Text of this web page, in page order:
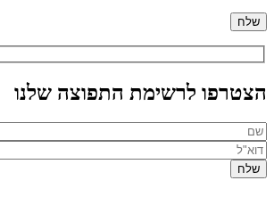
הצטרפו לרשימת התפוצה שלנו